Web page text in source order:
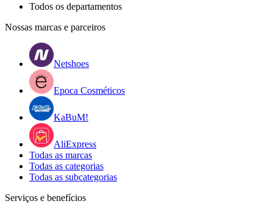
Todos os departamentos
Nossas marcas e parceiros
Netshoes
Epoca Cosméticos
KaBuM!
AliExpress
Todas as marcas
Todas as categorias
Todas as subcategorias
Serviços e benefícios